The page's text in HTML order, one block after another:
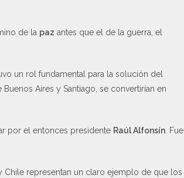
de la paz antes que el de la guerra, el
un rol fundamental para la solución del
Aires y Santiago, se convertirían en
por el entonces presidente Raúl Alfonsín. Fue
Chile representan un claro ejemplo de que los